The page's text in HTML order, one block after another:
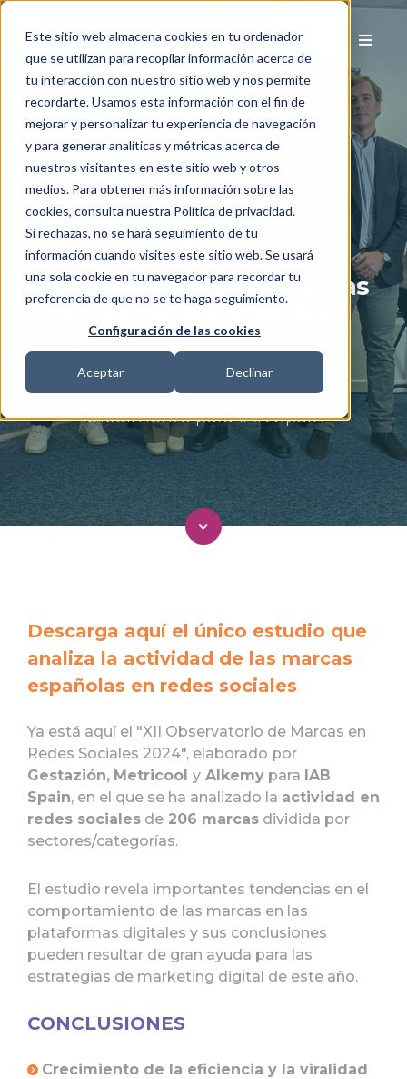
Este sitio web almacena cookies en tu ordenador
que se utilizan para recopilar información acerca de
tu interacción con nuestro sitio web y nos permite
recordarte. Usamos esta información con el fin de
mejorar y personalizar tu experiencia de navegación
y para generar analíticas y métricas acerca de
nuestros visitantes en este sitio web y otros
medios. Para obtener más información sobre las
cookies, consulta nuestra Política de privacidad.
Si rechazas, no se hará seguimiento de tu
información cuando visites este sitio web. Se usará
una sola cookie en tu navegador para recordar tu
preferencia de que no se te haga seguimiento.
Configuración de las cookies
Aceptar Declinar
XII Observatorio de Marcas
en Redes Sociales 2024
Te presentamos el estudio de
referencia que Gestazión elabora
anualmente para IAB Spain
Descarga aquí el único estudio que
analiza la actividad de las marcas
españolas en redes sociales
Ya está aquí el "XII Observatorio de Marcas en
Redes Sociales 2024", elaborado por
Gestazión, Metricool y Alkemy para IAB
Spain, en el que se ha analizado la actividad en
redes sociales de 206 marcas dividida por
sectores/categorías.
El estudio revela importantes tendencias en el
comportamiento de las marcas en las
plataformas digitales y sus conclusiones
pueden resultar de gran ayuda para las
estrategias de marketing digital de este año.
CONCLUSIONES
Crecimiento de la eficiencia y la viralidad